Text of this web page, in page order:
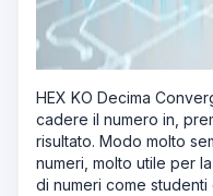
HEX KO Decima
cadere il numero in,
risultato. Modo molto
numeri, molto utile per
di numeri come studenti